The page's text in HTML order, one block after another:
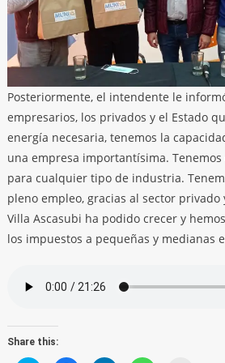
Posteriormente, el intendente le
empresarios, los privados y el Estado
energía necesaria, tenemos la
una empresa importantísima.
para cualquier tipo de industria.
pleno empleo, gracias al sector privado
Villa Ascasubi ha podido crecer y
los impuestos a pequeñas y medianas
Share this: